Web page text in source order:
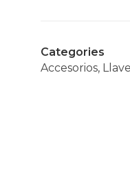
Categories
Accesorios,